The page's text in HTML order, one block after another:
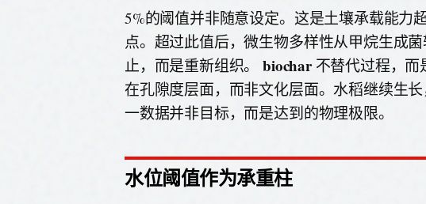
5%的阈值并非随意设定。这是土壤承载能力
点。超过此值后，微生物多样性从甲烷生成
止，而是重新组织。biochar不替代过程，而
在孔隙度层面，而非文化层面。水稻继续生
一数据并非目标，而是达到的物理极限。
水位阈值作为承重柱